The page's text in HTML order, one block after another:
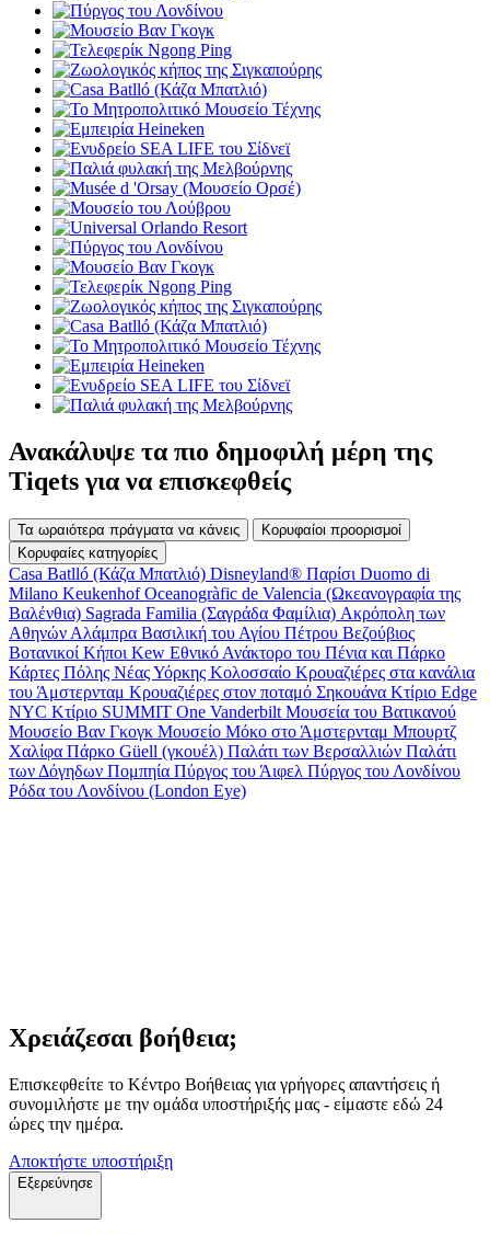
Ανακάλυψε τα πιο δημοφιλή μέρη της
Tiqets για να επισκεφθείς
Τα ωραιότερα πράγματα να κάνεις
Κορυφαίοι προορισμοί
Κορυφαίες κατηγορίες
Casa Batlló (Κάζα Μπατλιό) Disneyland® Παρίσι Duomo di
Milano KeukenhofOceanogràfic de Valencia (Ωκεανογραφία της
Βαλένθια) Sagrada Familia (Σαγράδα Φαμίλια) Ακρόπολη των
Αθηνών Αλάμπρα Βασιλική του Αγίου Πέτρου Βεζούβιος
Βοτανικοί Κήποι Kew Εθνικό Ανάκτορο του Πένια και Πάρκο
Κάρτες Πόλης Νέας Υόρκης Κολοσσαίο Κρουαζιέρες στα κανάλια
του Άμστερνταμ Κρουαζιέρες στον ποταμό Σηκουάνα Κτίριο Edge
NYC Κτίριο SUMMIT One Vanderbilt Μουσεία του Βατικανού
Μουσείο Βαν Γκογκ Μουσείο Μόκο στο Άμστερνταμ Μπουρτζ
Χαλίφα Πάρκο Güell (γκουέλ) Παλάτι των Βερσαλλιών Παλάτι
των Δόγηδων Πομπηία Πύργος του Άιφελ Πύργος του Λονδίνου
Ρόδα του Λονδίνου (London Eye)
Χρειάζεσαι βοήθεια;
Επισκεφθείτε το Κέντρο Βοήθειας για γρήγορες απαντήσεις ή
συνομιλήστε με την ομάδα υποστήριξής μας - είμαστε εδώ 24
ώρες την ημέρα.
Αποκτήστε υποστήριξη
Εξερεύνησε